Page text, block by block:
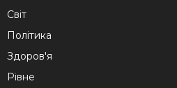
Cвіт
Політика
Здоров'я
Рівне